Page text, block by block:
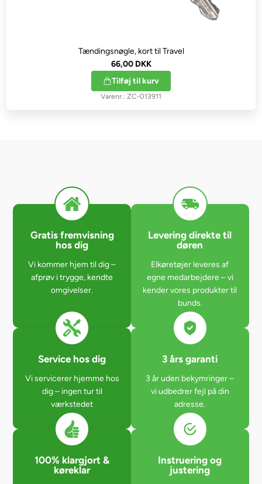
Tændingsnøgle, kort til Travel
66,00 DKK
Tilføj til kurv
ZC-013911
Gratis fremvisning
hos dig
Vi kommer hjem til dig –
afprøv i trygge, kendte
omgivelser.
Levering direkte til
døren
Elkøretøjer leveres af
egne medarbejdere – vi
kender vores produkter til
bunds.
Service hos dig
Vi servicerer hjemme hos
dig – ingen tur til
værkstedet
3 års garanti
3 år uden bekymringer –
vi udbedrer fejl på din
adresse.
100% klargjort &
køreklar
Instruering og
justering